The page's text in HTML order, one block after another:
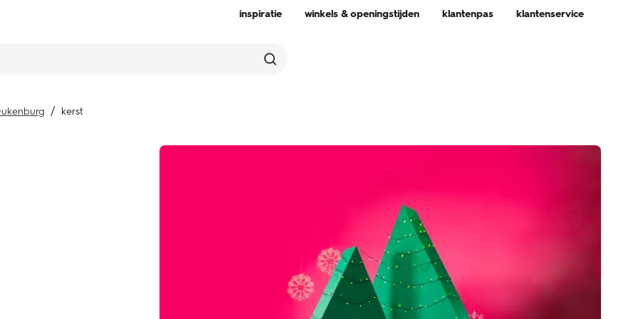
inspiratie winkels & openingstijden klantenpas klantenservice
kerst